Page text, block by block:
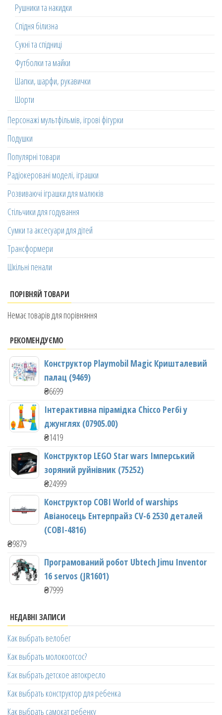
Рушники та накидки
Спідня білизна
Сукні та спідниці
Футболки та майки
Шапки, шарфи, рукавички
Шорти
Персонажі мультфільмів, ігрові фігурки
Подушки
Популярні товари
Радіокеровані моделі, іграшки
Розвиваючі іграшки для малюків
Стільчики для годування
Сумки та аксесуари для дітей
Трансформери
Шкільні пенали
ПОРІВНЯЙ ТОВАРИ
Немає товарів для порівняння
РЕКОМЕНДУЄМО
Конструктор Playmobil Magic Кришталевий
палац (9469)
₴6699
Інтерактивна пірамідка Chicco Регбі у
джунглях (07905.00)
₴1419
Конструктор LEGO Star wars Імперський
зоряний руйнівник (75252)
₴24999
Конструктор COBI World of warships
Авіаносець Ентерпрайз CV-6 2530 деталей
(COBI-4816)
₴9879
Програмований робот Ubtech Jimu Inventor
16 servos (JR1601)
₴7999
НЕДАВНІ ЗАПИСИ
Как выбрать велобег
Как выбрать молокоотсос?
Как выбрать детское автокресло
Как выбрать конструктор для ребенка
Как выбрать самокат ребенку